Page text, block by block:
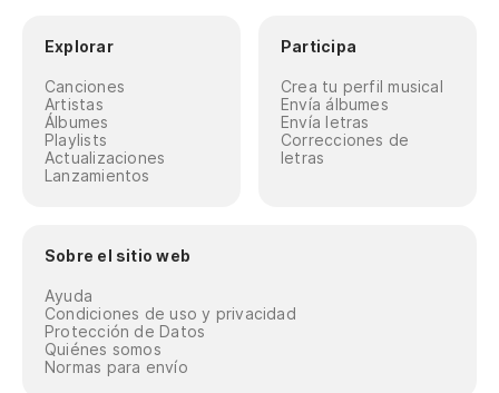
Explorar
Canciones
Artistas
Álbumes
Playlists
Actualizaciones
Lanzamientos
Participa
Crea tu perfil musical
Envía álbumes
Envía letras
Correcciones de
letras
Sobre el sitio web
Ayuda
Condiciones de uso y privacidad
Protección de Datos
Quiénes somos
Normas para envío